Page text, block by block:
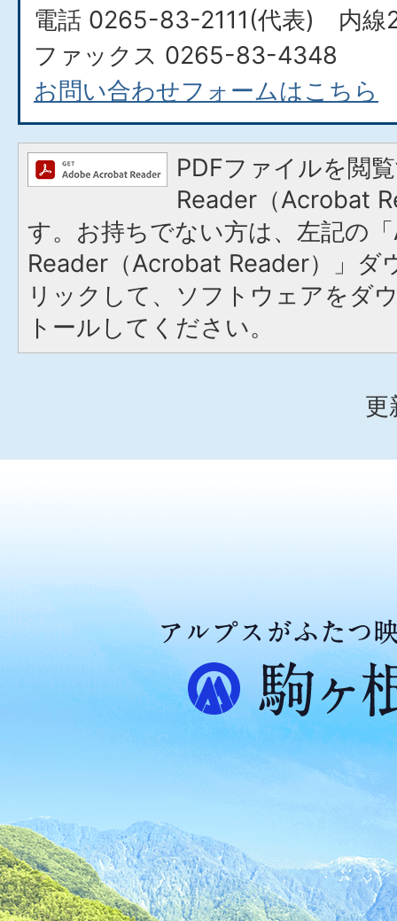
電話 0265-83-2111(代表) 内線
ファックス 0265-83-4348
お問い合わせフォームはこちら
PDFファイルを閲
Reader（Acrobat
す。お持ちでない方は、左記の
Reader（Acrobat Reader）」ダ
リックして、ソフトウェアをダ
トールしてください。
更
ア
ル
プ
ス
が
た
つ